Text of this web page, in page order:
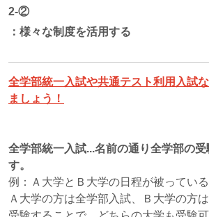
2-②
： 様々な制度を活用する
全学部統一入試や共通テスト利用入試
ましょう！
全学部統一入試...名前の通り全学部の
す。
例：Ａ大学とＢ大学の日程が被ってい
Ａ大学の方は全学部入試、Ｂ大学の方